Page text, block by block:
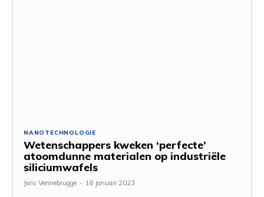
NANOTECHNOLOGIE
Wetenschappers kweken ‘perfecte’
atoomdunne materialen op industriële
siliciumwafels
Joris Vennebrugge - 18 januari 2023